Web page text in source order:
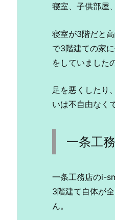
寝室、子供部屋
寝室が3階だと
で3階建ての家
をしていました
足を悪くしたり
いは不自由なく
一条工
一条工務店のi-
3階建て自体が
ん。